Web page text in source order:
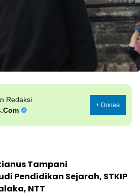
Redaksi
+ Donasi
Tampani
Pendidikan Sejarah, STKIP
NTT